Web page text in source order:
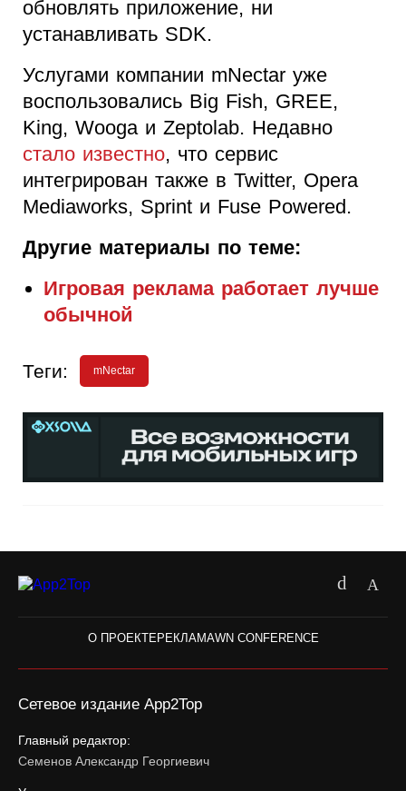
обновлять приложение, ни
устанавливать SDK.
Услугами компании mNectar уже
воспользовались Big Fish, GREE,
King, Wooga и Zeptolab. Недавно
стало известно, что сервис
интегрирован также в Twitter, Opera
Mediaworks, Sprint и Fuse Powered.
Другие материалы по теме:
Игровая реклама работает лучше
обычной
Теги: mNectar
О ПРОЕКТЕ РЕКЛАМАWN CONFERENCE
Сетевое издание App2Top
Главный редактор:
Семенов Александр Георгиевич